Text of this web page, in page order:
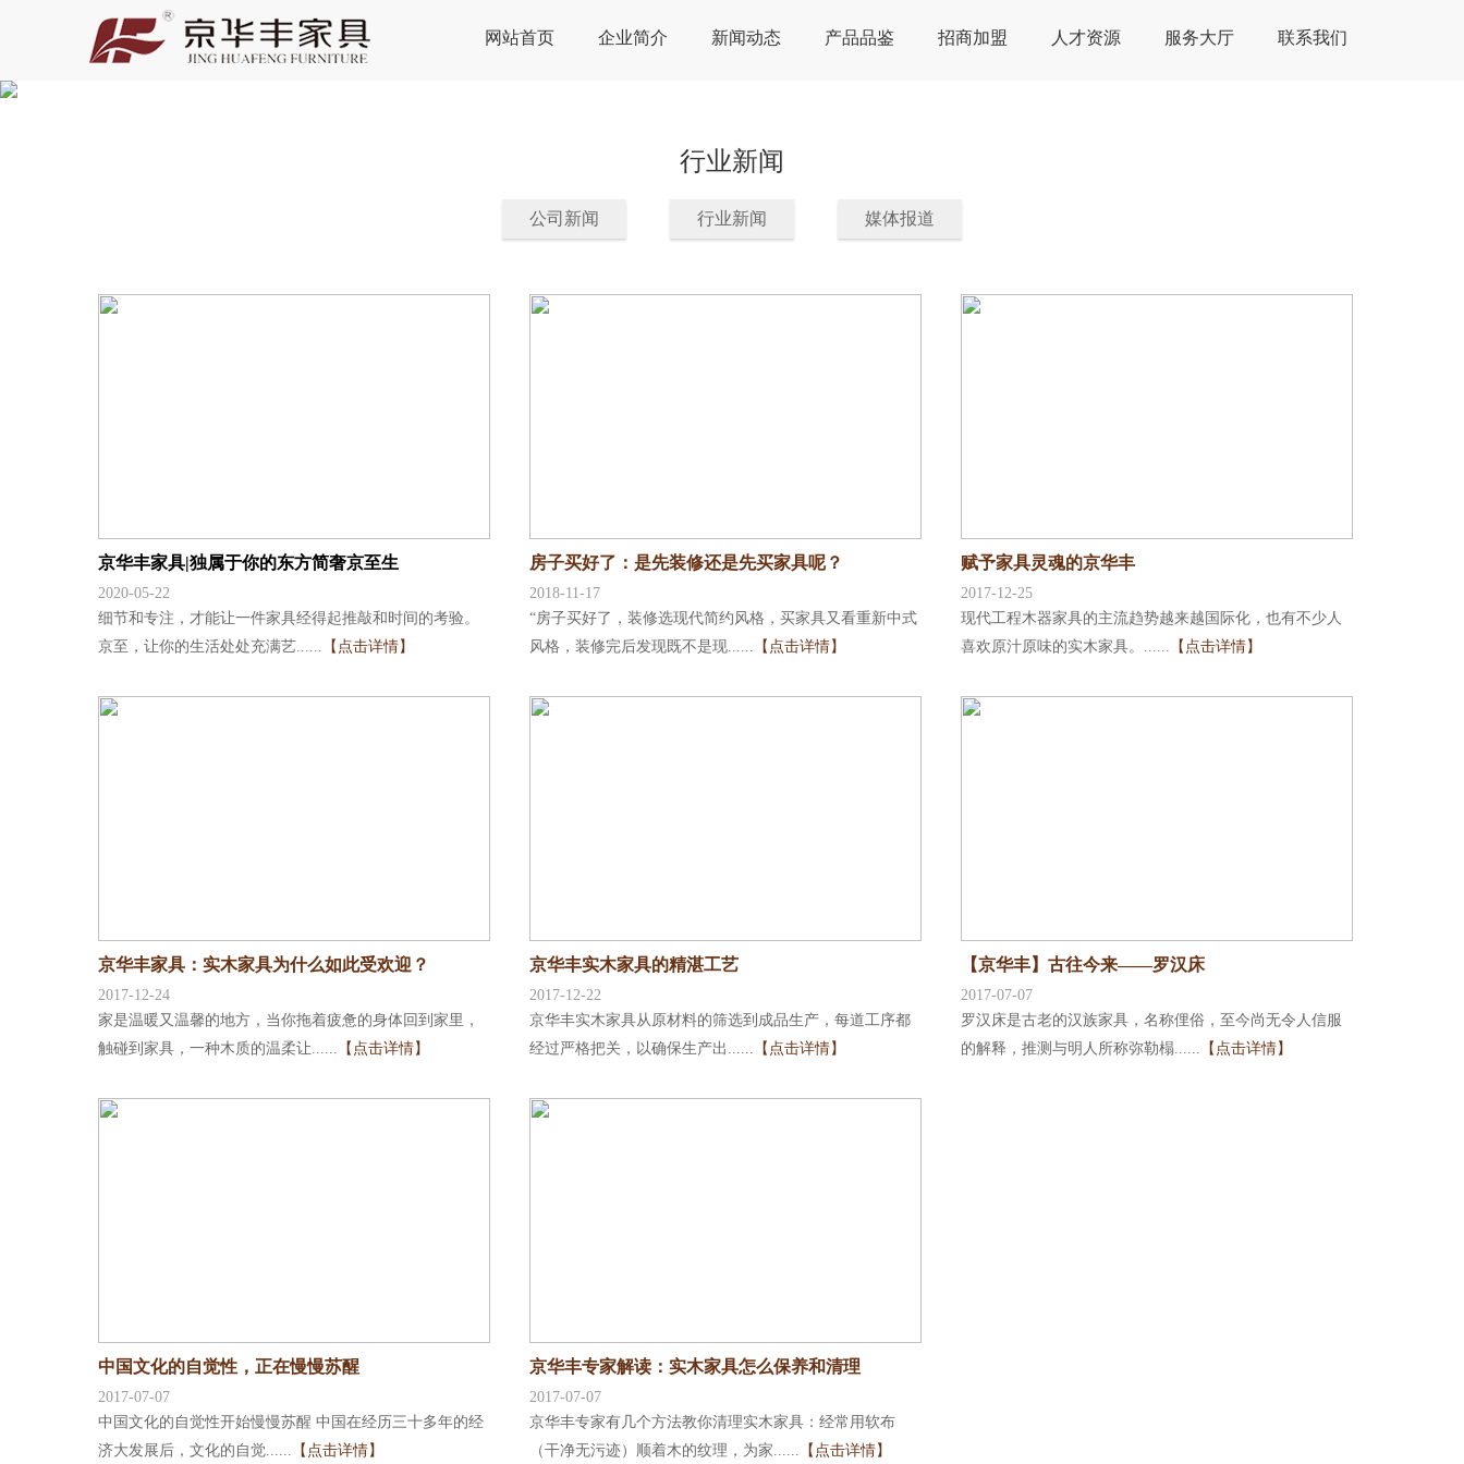
网站首页 企业简介 新闻动态 产品品鉴 招商加盟 人才资源 服务大厅 联系我们
行业新闻
公司新闻 行业新闻 媒体报道
京华丰家具|独属于你的东方简奢京至生
2020-05-22
细节和专注，才能让一件家具经得起推敲和时间的考验。
京至，让你的生活处处充满艺...... 【点击详情】
房子买好了：是先装修还是先买家具呢？
2018-11-17
“房子买好了，装修选现代简约风格，买家具又看重新中式
风格，装修完后发现既不是现...... 【点击详情】
赋予家具灵魂的京华丰
2017-12-25
现代工程木器家具的主流趋势越来越国际化，也有不少人
喜欢原汁原味的实木家具。...... 【点击详情】
京华丰家具：实木家具为什么如此受欢迎？
2017-12-24
家是温暖又温馨的地方，当你拖着疲惫的身体回到家里，
触碰到家具，一种木质的温柔让...... 【点击详情】
京华丰实木家具的精湛工艺
2017-12-22
京华丰实木家具从原材料的筛选到成品生产，每道工序都
经过严格把关，以确保生产出...... 【点击详情】
【京华丰】古往今来——罗汉床
2017-07-07
罗汉床是古老的汉族家具，名称俚俗，至今尚无令人信服
的解释，推测与明人所称弥勒榻...... 【点击详情】
中国文化的自觉性，正在慢慢苏醒
2017-07-07
中国文化的自觉性开始慢慢苏醒 中国在经历三十多年的经
济大发展后，文化的自觉...... 【点击详情】
京华丰专家解读：实木家具怎么保养和清理
2017-07-07
京华丰专家有几个方法教你清理实木家具：经常用软布
（干净无污迹）顺着木的纹理，为家...... 【点击详情】